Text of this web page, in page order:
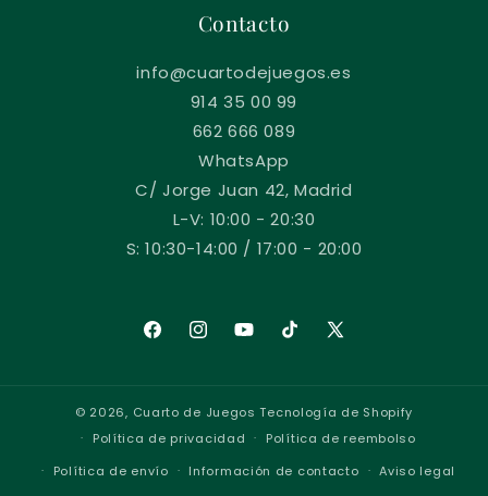
Contacto
info@cuartodejuegos.es
914 35 00 99
662 666 089
WhatsApp
C/ Jorge Juan 42, Madrid
L-V: 10:00 - 20:30
S: 10:30-14:00 / 17:00 - 20:00
FacebookInstagramYouTubeTikTokX
© 2026, Cuarto de Juegos Tecnología de Shopify
Política de privacidad
Política de reembolso
Política de envío
Información de contacto
Aviso legal